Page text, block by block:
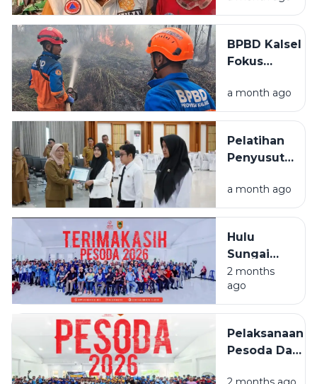
Karhutla
Landasan
Ulin Timur
BPBD Kalsel
Fokus
Permukiman
Saat
Meluas di
Banjarbaru
a month ago
Pelatihan
Penyusutan
BPSDMD
Kalsel
ASN Lulus
a month ago
Hulu
Sungai
Selatan
Juara
Umum
2026
2 months
ago
Pelaksanaan
Pesoda Dan